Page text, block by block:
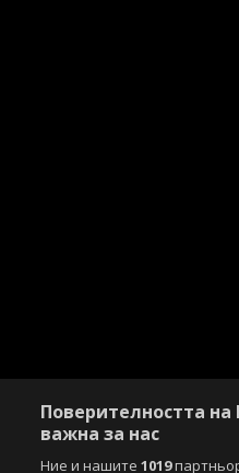
Поверителността
важна за нас
Ние и нашите1019